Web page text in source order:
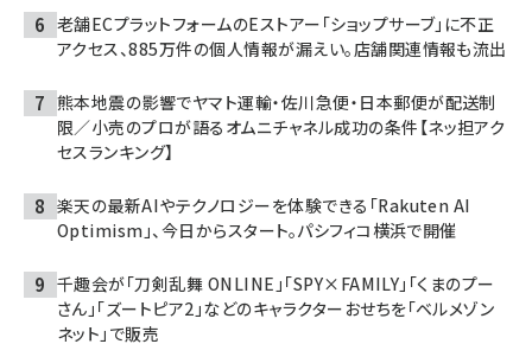
老舗ECプラットフォームのEストアー「ショップサーブ」に不正
アクセス、885万件の個人情報が漏えい。店舗関連情報も流出
熊本地震の影響でヤマト運輸・佐川急便・日本郵便が配送制
限／小売のプロが語るオムニチャネル成功の条件【ネッ担アク
セスランキング】
楽天の最新AIやテクノロジーを体験できる「Rakuten AI
Optimism」、今日からスタート。パシフィコ横浜で開催
千趣会が「刀剣乱舞 ONLINE」「SPY×FAMILY」「くまのプー
さん」「ズートピア2」などのキャラクターおせちを「ベルメゾン
ネット」で販売